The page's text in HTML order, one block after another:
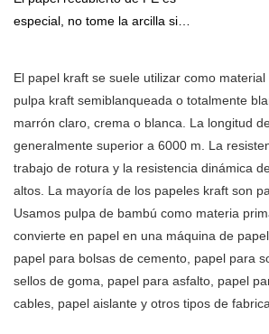
El papel kraft se suele utilizar como
pulpa kraft semiblanqueada o totalmente
marrón claro, crema o blanca. La longitud
generalmente superior a 6000 m. La
trabajo de rotura y la resistencia dinámica
altos. La mayoría de los papeles kraft son
Usamos pulpa de bambú como materia
convierte en papel en una máquina de
papel para bolsas de cemento, papel para
sellos de goma, papel para asfalto, papel
cables, papel aislante y otros tipos de
disfruta de una buena
reputación en el mercado.
defectos de los productos
anteriores y los mejora
continuamente. Las
especificaciones del papel
artesanal de pulpa de bambú
de naturaleza marrón sin
blanquear kraft virgen al por
mayor para embalaje y
envoltura se pueden
personalizar de acuerdo con
sus necesidades.Nuestro papel
para vasos | Papel Qingya
especial, no tome la arcilla sino
los diferentes usos, también
toma PP (polipropileno) o PET
(tereftalato de polietileno), etc.
Durante el procesamiento, una
máquina recubre las partículas
de plástico en la superficie del
papel kraft de origen después
de fundirlas para formar una
película delgada de solo 0,04
cm. Debido a que está
recubriendo en forma de fusión